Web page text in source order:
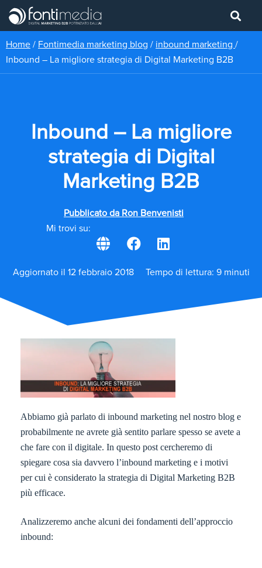
Home / Fontimedia marketing blog / inbound marketing /
Inbound – La migliore strategia di Digital Marketing B2B
Inbound – La migliore
strategia di Digital
Marketing B2B
Pubblicato da Ron Benvenisti
Mi trovi su:
Aggiornato il 12 febbraio 2018 Tempo di lettura: 9 minuti
Abbiamo già parlato di inbound marketing nel nostro blog e
probabilmente ne avrete già sentito parlare spesso se avete a
che fare con il digitale. In questo post cercheremo di
spiegare cosa sia davvero l’inbound marketing e i motivi
per cui è considerato la strategia di Digital Marketing B2B
più efficace.
Analizzeremo anche alcuni dei fondamenti dell’approccio
inbound: